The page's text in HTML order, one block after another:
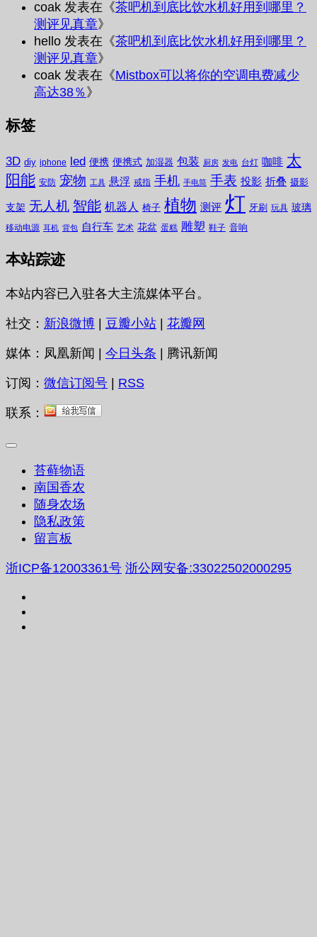
coak 发表在《茶吧机到底比饮水机好用到哪里？
测评见真章》
hello 发表在《茶吧机到底比饮水机好用到哪里？
测评见真章》
coak 发表在《Mistbox可以将你的空调电费减少
高达38％ 》
标签
3D diy iphone led 便携 便携式 加湿器 包装 厨房 发电 台灯 咖啡 太
阳能 安防 宠物 工具 悬浮 戒指 手机 手电筒 手表 投影 折叠 摄影
支架 无人机 智能 机器人 椅子 植物 测评 灯 牙刷 玩具 玻璃
移动电源 耳机 背包 自行车 艺术 花盆 蛋糕 雕塑 鞋子 音响
本站踪迹
本站内容已入驻各大主流媒体平台。
社交： 新浪微博 | 豆瓣小站 | 花瓣网
媒体：凤凰新闻 | 今日头条 | 腾讯新闻
订阅： 微信订阅号 | RSS
联系：
苔藓物语
南国香农
随身农场
隐私政策
留言板
浙ICP备12003361号 浙公网安备:33022502000295